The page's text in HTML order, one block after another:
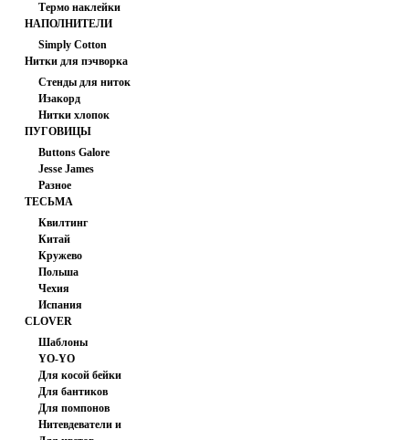
Термо наклейки
НАПОЛНИТЕЛИ
Simply Cotton
(США)
Нитки для пэчворка
Стенды для ниток
Изакорд
мультиколор
Нитки хлопок
ПУГОВИЦЫ
Buttons Galore
Jesse James
Разное
ТЕСЬМА
Квилтинг
Китай
Кружево
Польша
Чехия
Испания
CLOVER
Шаблоны
YO-YO
Для косой бейки
Для бантиков
Для помпонов
Нитевдеватели и